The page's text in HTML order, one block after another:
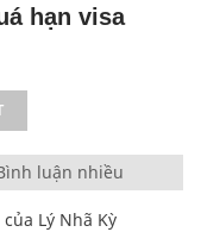
hạn visa
luận nhiều
Lý Nhã Kỳ